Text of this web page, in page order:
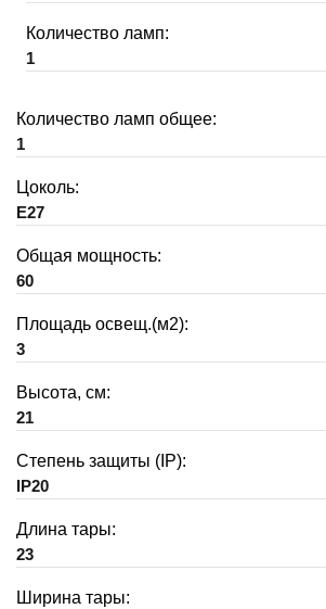
Количество ламп:
1
Количество ламп общее:
1
Цоколь:
E27
Общая мощность:
60
Площадь освещ.(м2):
3
Высота, см:
21
Степень защиты (IP):
IP20
Длина тары:
23
Ширина тары: